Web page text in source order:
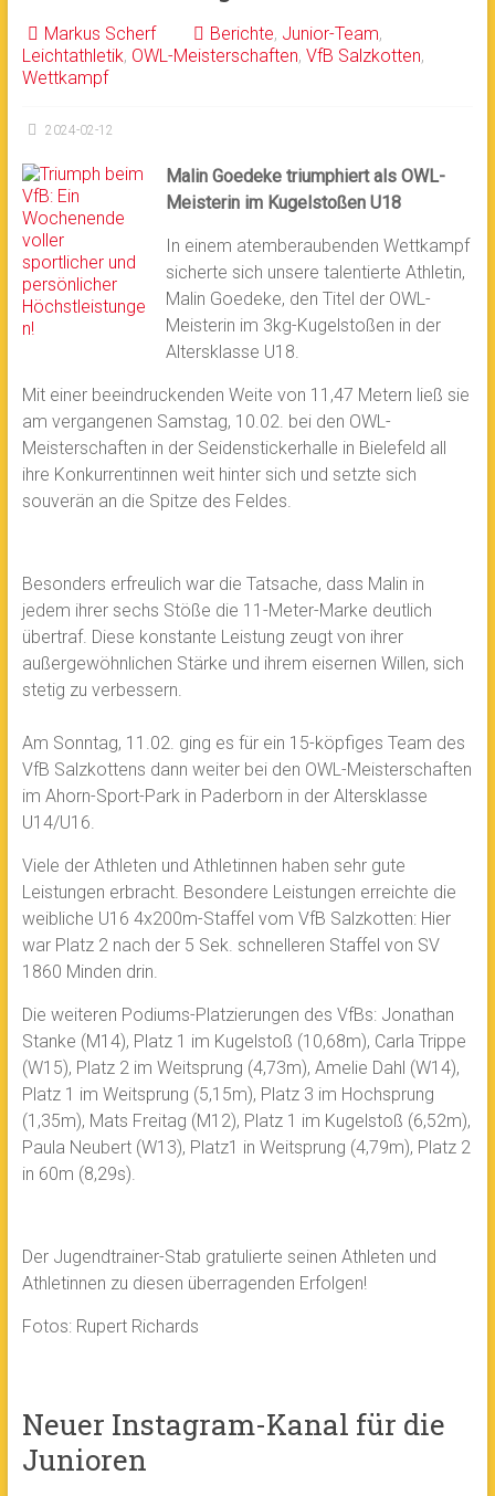
Markus Scherf Berichte, Junior-Team,
Leichtathletik, OWL-Meisterschaften, VfB Salzkotten,
Wettkampf
2024-02-12
Malin Goedeke triumphiert als OWL-
Meisterin im Kugelstoßen U18
In einem atemberaubenden Wettkampf
sicherte sich unsere talentierte Athletin,
Malin Goedeke, den Titel der OWL-
Meisterin im 3kg-Kugelstoßen in der
Altersklasse U18.
Mit einer beeindruckenden Weite von 11,47 Metern ließ sie
am vergangenen Samstag, 10.02. bei den OWL-
Meisterschaften in der Seidenstickerhalle in Bielefeld all
ihre Konkurrentinnen weit hinter sich und setzte sich
souverän an die Spitze des Feldes.
Besonders erfreulich war die Tatsache, dass Malin in
jedem ihrer sechs Stöße die 11-Meter-Marke deutlich
übertraf. Diese konstante Leistung zeugt von ihrer
außergewöhnlichen Stärke und ihrem eisernen Willen, sich
stetig zu verbessern.
Am Sonntag, 11.02. ging es für ein 15-köpfiges Team des
VfB Salzkottens dann weiter bei den OWL-Meisterschaften
im Ahorn-Sport-Park in Paderborn in der Altersklasse
U14/U16.
Viele der Athleten und Athletinnen haben sehr gute
Leistungen erbracht. Besondere Leistungen erreichte die
weibliche U16 4x200m-Staffel vom VfB Salzkotten: Hier
war Platz 2 nach der 5 Sek. schnelleren Staffel von SV
1860 Minden drin.
Die weiteren Podiums-Platzierungen des VfBs: Jonathan
Stanke (M14), Platz 1 im Kugelstoß (10,68m), Carla Trippe
(W15), Platz 2 im Weitsprung (4,73m), Amelie Dahl (W14),
Platz 1 im Weitsprung (5,15m), Platz 3 im Hochsprung
(1,35m), Mats Freitag (M12), Platz 1 im Kugelstoß (6,52m),
Paula Neubert (W13), Platz1 in Weitsprung (4,79m), Platz 2
in 60m (8,29s).
Der Jugendtrainer-Stab gratulierte seinen Athleten und
Athletinnen zu diesen überragenden Erfolgen!
Fotos: Rupert Richards
Neuer Instagram-Kanal für die
Junioren